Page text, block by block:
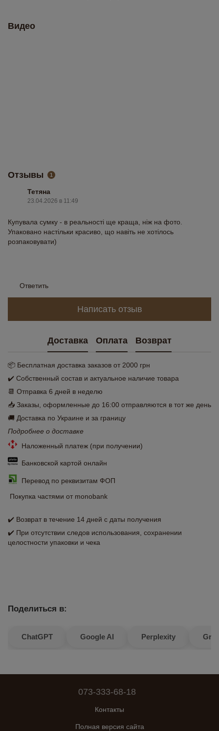
Видео
Отзывы 1
Тетяна
23.04.2026 в 11:49
Купувала сумку - в реальності ще краща, ніж на фото.
Упаковано настільки красиво, що навіть не хотілось
розпаковувати)
Ответить
Написать отзыв
Доставка Оплата Возврат
📦 Бесплатная доставка заказов от 2000 грн
✔️ Собственный состав и актуальное наличие товара
📆 Отправка 6 дней в неделю
📥 Заказы, оформленные до 16:00 отправляются в тот же день
🚚 Доставка по Украине и за границу
Подробнее о доставке
Наложенный платеж (при получении)
Банковской картой онлайн
Перевод по реквизитам ФОП
Покупка частями от monobank
✔️ Возврат в течение 14 дней с даты получения
✔️ При отсутствии следов использования, сохранении
целостности упаковки и чека
Поделиться в:
ChatGPT Google AI Perplexity
073-333-68-18
Контакты
Полная версия сайта